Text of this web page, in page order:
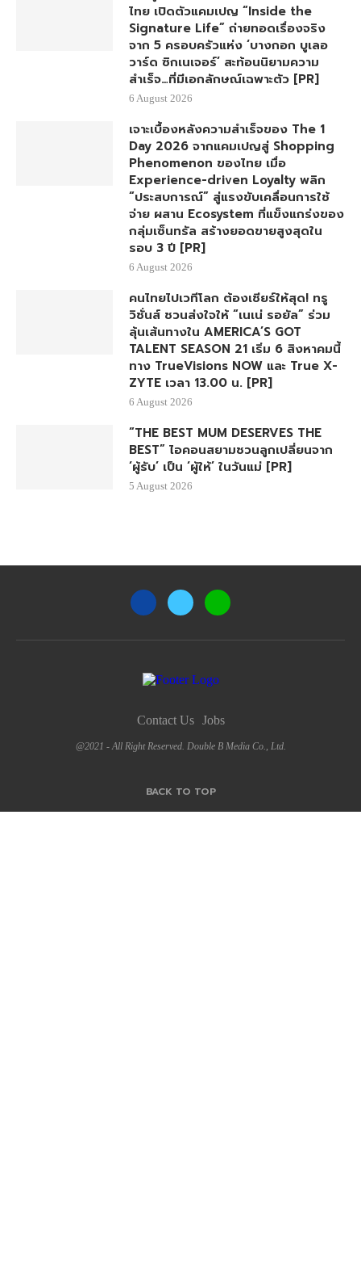
ไทย เปิดตัวแคมเปญ “Inside the
Signature Life” ถ่ายทอดเรื่องจริง
จาก 5 ครอบครัวแห่ง ‘บางกอก บูเลอ
วาร์ด ซิกเนเจอร์’ สะท้อนนิยามความ
สำเร็จ…ที่มีเอกลักษณ์เฉพาะตัว [PR]
6 August 2026
เจาะเบื้องหลังความสำเร็จของ The 1
Day 2026 จากแคมเปญสู่ Shopping
Phenomenon ของไทย เมื่อ
Experience-driven Loyalty พลิก
“ประสบการณ์” สู่แรงขับเคลื่อนการใช้
จ่าย ผสาน Ecosystem ที่แข็งแกร่งของ
กลุ่มเซ็นทรัล สร้างยอดขายสูงสุดใน
รอบ 3 ปี [PR]
6 August 2026
คนไทยไปเวทีโลก ต้องเชียร์ให้สุด! ทรู
วิชั่นส์ ชวนส่งใจให้ “เนเน่ รอยัล” ร่วม
ลุ้นเส้นทางใน AMERICA’S GOT
TALENT SEASON 21 เริ่ม 6 สิงหาคมนี้
ทาง TrueVisions NOW และ True X-
ZYTE เวลา 13.00 น. [PR]
6 August 2026
“THE BEST MUM DESERVES THE
BEST” ไอคอนสยามชวนลูกเปลี่ยนจาก
‘ผู้รับ’ เป็น ‘ผู้ให้’ ในวันแม่ [PR]
5 August 2026
Contact Us Jobs
@2021 - All Right Reserved. Double B Media Co., Ltd.
BACK TO TOP